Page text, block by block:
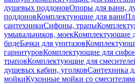
душевых поддоновОпоры для ванн,
поддоновКомплектующие для ванн
сантехникиСифоны, трапы
умывальников, моекКомплектующие
бидеБачки для унитазов
гарнитуровКомплектующие для
траповКомплектующие для
душевых кабин, уголковСантехника
мойкиКухонные мойки со